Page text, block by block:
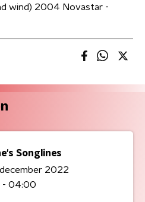
wind) 2004 Novastar -
Songlines
2022
- 04:00